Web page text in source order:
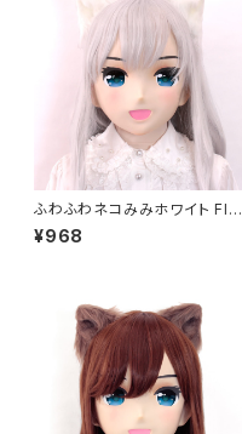
ふわふわネコみみホワイト Fluf
fy cat ear White
¥968